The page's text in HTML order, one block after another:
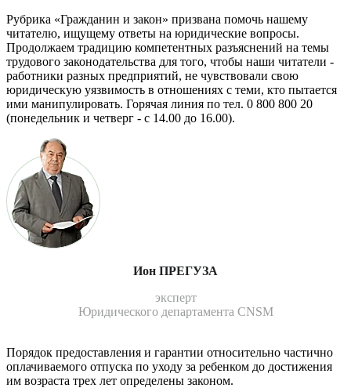
Рубрика «Гражданин и закон» при­звана помочь нашему
читателю, ищущему ответы на юридические во­просы.
Продолжаем традицию ком­петентных разъяснений на темы
тру­дового законодатель­ства для того, чтобы наши читатели -
работники разных предприятий, не чувствовали свою
юридическую уязвимость в отношениях с теми, кто пытается
ими манипу­лировать. Горячая линия по тел. 0 800 800 20
(понедельник и четверг - с 14.00 до 16.00).
Ион ПРЕГУЗА
эксперт
Юридического департамента CNSM
Порядок предоставления и гарантии относительно частично
оплачи­ваемого отпуска по уходу за ребенком до достижения
им возраста трех лет определены законом.